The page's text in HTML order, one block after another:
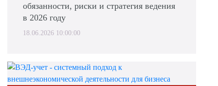
обязанности, риски и стратегия ведения
в 2026 году
18.06.2026 10:00:00